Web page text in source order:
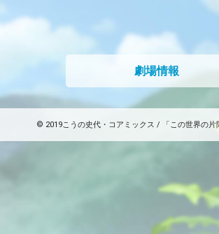
劇場情報
© 2019こうの史代・コアミックス / 「この世界の片